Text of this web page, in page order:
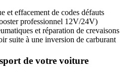
et effacement de codes défauts
professionnel 12V/24V)
et réparation de crevaisons
suite à une inversion de carburant
de votre voiture